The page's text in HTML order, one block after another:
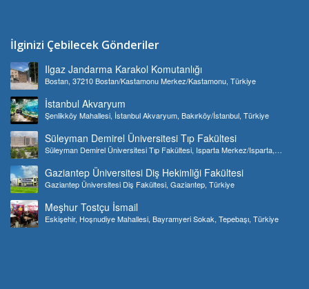
İlginizi Çebilecek Gönderiler
Ilgaz Jandarma Karakol Komutanlığı
Bostan, 37210 Bostan/Kastamonu Merkez/Kastamonu, Türkiye
İstanbul Akvaryum
Şenlikköy Mahallesi, İstanbul Akvaryum, Bakırköy/İstanbul, Türkiye
Süleyman Demirel Üniversitesi Tıp Fakültesi
Süleyman Demirel Üniversitesi Tıp Fakültesi, Isparta Merkez/Isparta,
Gaziantep Üniversitesi Diş Hekimliği Fakültesi
Gaziantep Üniversitesi Diş Fakültesi, Gaziantep, Türkiye
Meşhur Tostçu İsmail
Eskişehir, Hoşnudiye Mahallesi, Bayramyeri Sokak, Tepebaşı, Türkiye